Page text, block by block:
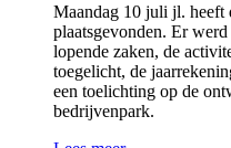
Maandag 10 juli jl. heeft
plaatsgevonden. Er werd
lopende zaken, de
toegelicht, de
een toelichting op de
bedrijvenpark.